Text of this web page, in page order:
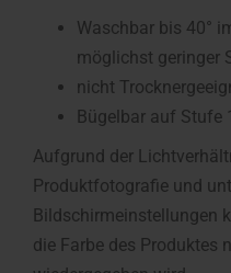
Waschbar bis 40°
möglichst geringer
nicht
Bügelbar auf Stufe 1
Aufgrund der
Produktfotografie und
Bildschirmeinstellungen
die Farbe des Produktes